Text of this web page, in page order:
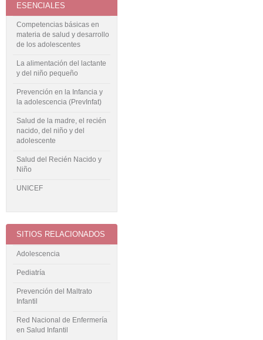
ESENCIALES
Competencias básicas en
materia de salud y desarrollo
de los adolescentes
La alimentación del lactante
y del niño pequeño
Prevención en la Infancia y
la adolescencia (PrevInfat)
Salud de la madre, el recién
nacido, del niño y del
adolescente
Salud del Recién Nacido y
Niño
UNICEF
SITIOS RELACIONADOS
Adolescencia
Pediatría
Prevención del Maltrato
Infantil
Red Nacional de Enfermería
en Salud Infantil